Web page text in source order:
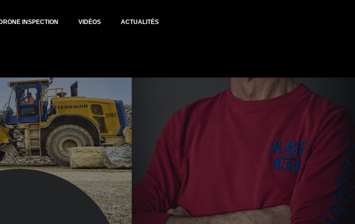
DRONE INSPECTION VIDÉOS ACTUALITÉS